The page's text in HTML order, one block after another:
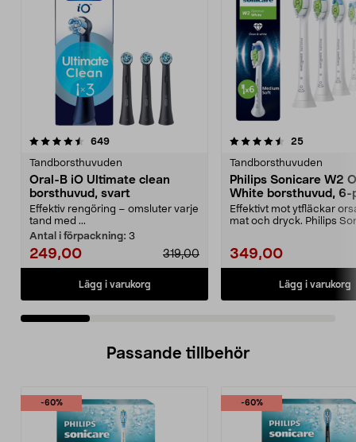
649recensioner
Tandborsthuvuden
Oral-B iO Ultimate clean
borsthuvud, svart
Effektiv rengöring – omsluter varje
tand med ...
Antal i förpackning: 3
249,00 319,00
Lägg i varukorg
4.5 av 5 stjärnor 25recensioner
Tandborsthuvuden
Philips Sonicare W2
White borsthuvud, 6-
Effektivt mot ytfläckar
mat och dryck. Philips
349,00
Lägg i varukorg
4.5 av 5 stjärnor
Passande tillbehör
-60% -60%